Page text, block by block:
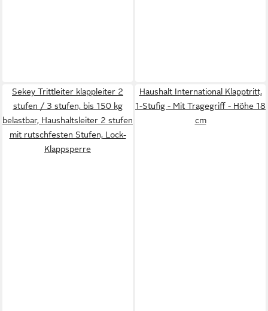
Sekey Trittleiter klappleiter 2
stufen / 3 stufen, bis 150 kg
belastbar, Haushaltsleiter 2 stufen
mit rutschfesten Stufen, Lock-
Klappsperre
Haushalt International Klapptritt,
1-Stufig - Mit Tragegriff - Höhe 18
cm